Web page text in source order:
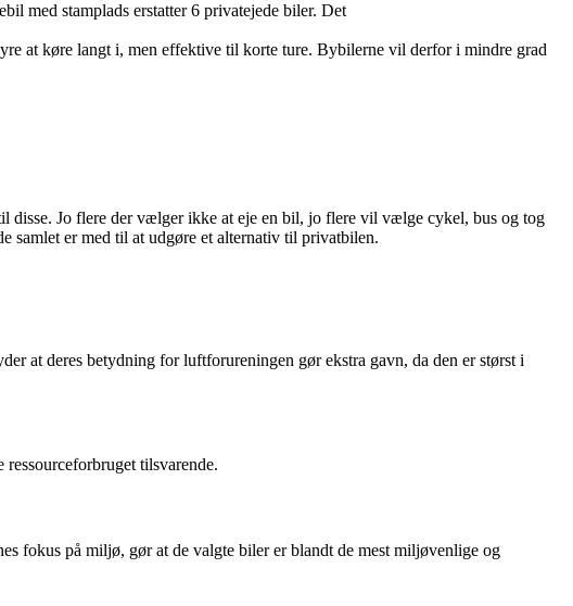
med stamplads erstatter 6 privatejede biler. Det
at køre langt i, men effektive til korte ture. Bybilerne vil derfor i mindre grad
disse. Jo flere der vælger ikke at eje en bil, jo flere vil vælge cykel, bus og tog
samlet er med til at udgøre et alternativ til privatbilen.
at deres betydning for luftforureningen gør ekstra gavn, da den er størst i
tilsvarende.
fokus på miljø, gør at de valgte biler er blandt de mest miljøvenlige og